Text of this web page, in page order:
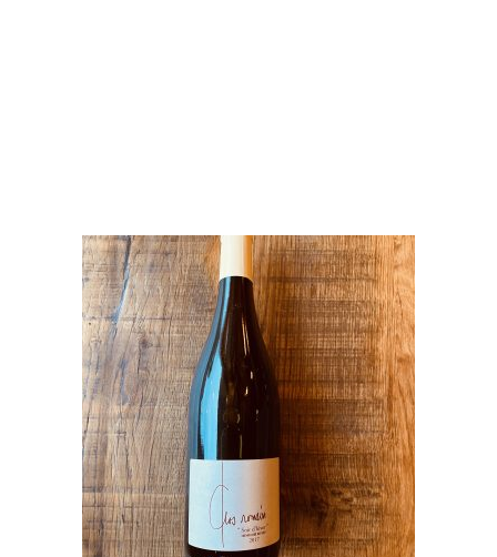
AJOUTER AU PANIER